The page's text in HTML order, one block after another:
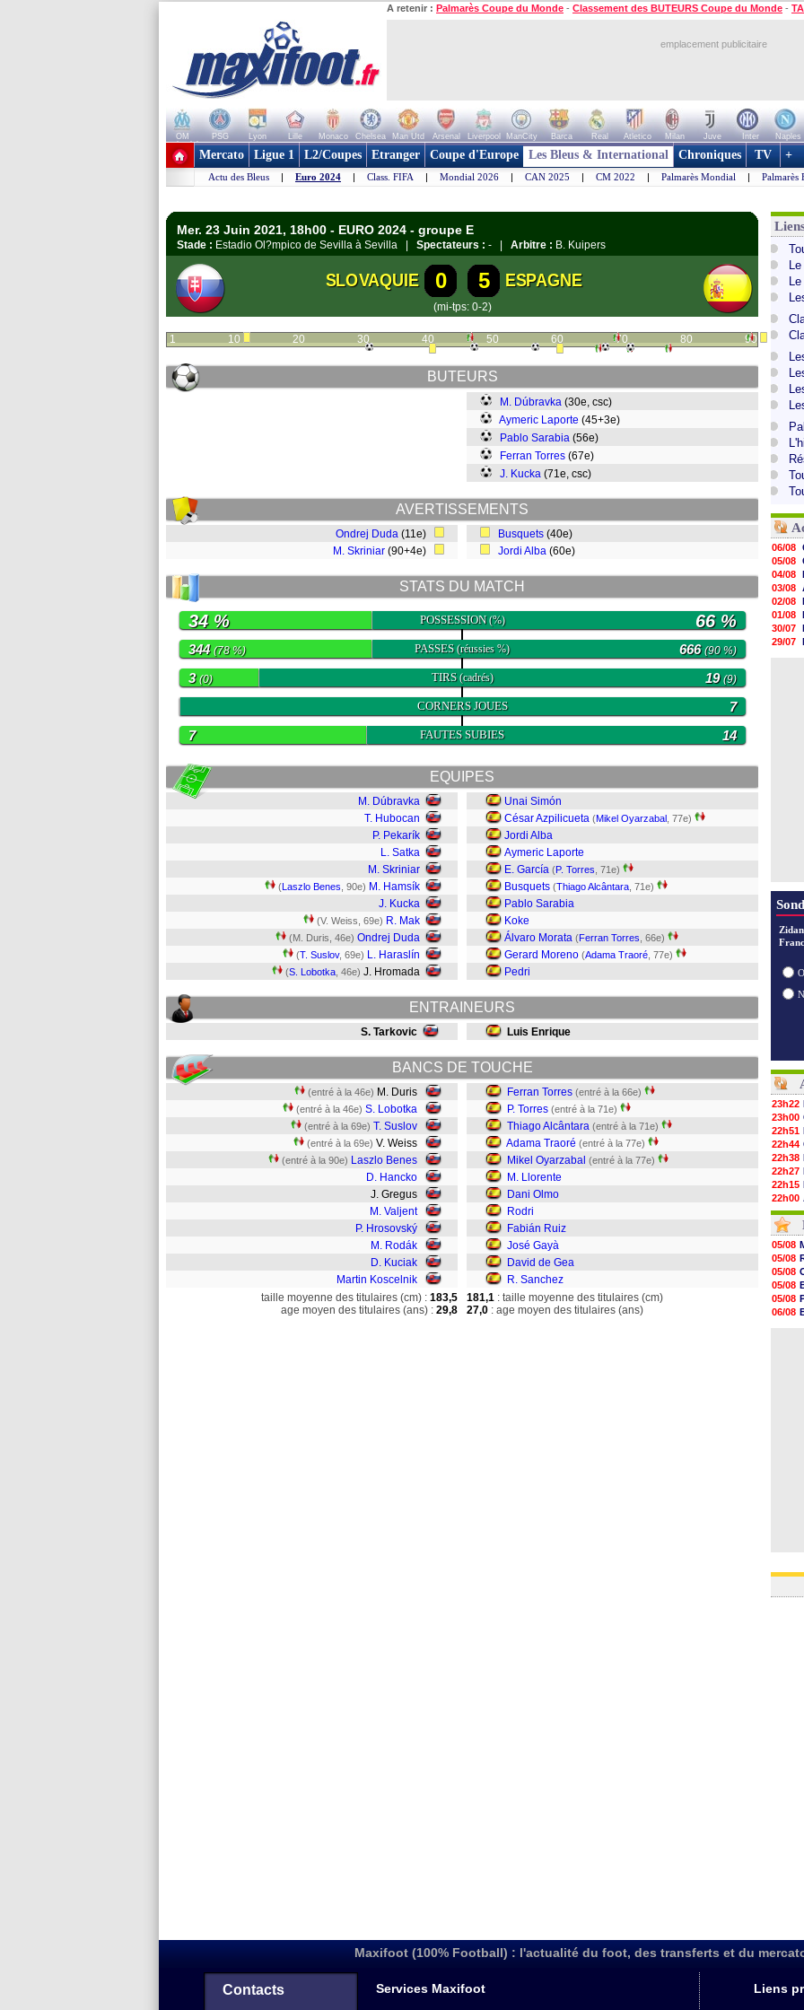
A retenir : Palmarès Coupe du Monde - Classement des BUTEURS Coupe du Monde -
emplacement publicitaire
OM PSG Lyon Lille Monaco Chelsea Man Utd Arsenal Liverpool ManCity Barca Real Atletico Milan Juve Inter Naples
+ de clubs
Mercato Ligue 1 L2/Coupes Etranger Coupe d'Europe Les Bleus & International Chroniques TV +
Actu des Bleus | Euro 2024 | Class. FIFA | Mondial 2026 | CAN 2025 | CM 2022 | Palmarès Mondial | Palmarès
Mer. 23 Juin 2021, 18h00 - EURO 2024 - groupe E
Stade : Estadio Ol?mpico de Sevilla à Sevilla | Spectateurs : - | Arbitre : B. Kuipers
SLOVAQUIE 0 5 ESPAGNE
(mi-tps: 0-2)
1 10 20 30 40 50 60 70 80 90
BUTEURS
M. Dúbravka (30e, csc)
Aymeric Laporte (45+3e)
Pablo Sarabia (56e)
Ferran Torres (67e)
J. Kucka (71e, csc)
AVERTISSEMENTS
Ondrej Duda (11e)
M. Skriniar (90+4e)
Busquets (40e)
Jordi Alba (60e)
STATS DU MATCH
POSSESSION(%)
34 % 66 %
PASSES(réussies %)
344 (78 %) 666(90 %)
TIRS(cadrés)
3(0) 19(9)
CORNERS JOUES 7
FAUTES SUBIES
7 14
EQUIPES
M. Dúbravka
T. Hubocan
P. Pekarík
L. Satka
M. Skriniar
(Laszlo Benes , 90e) M. Hamsík
J. Kucka
(V. Weiss, 69e) R. Mak
(M. Duris, 46e) Ondrej Duda
(T. Suslov, 69e) L. Haraslín
(S. Lobotka , 46e) J. Hromada
Unai Simón
César Azpilicueta (Mikel Oyarzabal , 77e)
Jordi Alba
Aymeric Laporte
E. García (P. Torres , 71e)
Busquets (Thiago Alcântara , 71e)
Pablo Sarabia
Koke
Álvaro Morata (Ferran Torres , 66e)
Gerard Moreno (Adama Traoré , 77e)
Pedri
ENTRAINEURS
S. Tarkovic Luis Enrique
BANCS DE TOUCHE
(entré à la 46e) M. Duris
(entré à la 46e) S. Lobotka
(entré à la 69e) T. Suslov
(entré à la 69e) V. Weiss
(entré à la 90e) Laszlo Benes
D. Hancko
J. Gregus
M. Valjent
P. Hrosovský
M. Rodák
D. Kuciak
Martin Koscelnik
Ferran Torres (entré à la 66e)
P. Torres (entré à la 71e)
Thiago Alcântara (entré à la 71e)
Adama Traoré (entré à la 77e)
Mikel Oyarzabal (entré à la 77e)
M. Llorente
Dani Olmo
Rodri
Fabián Ruiz
José Gayà
David de Gea
R. Sanchez
taille moyenne des titulaires (cm) : 183,5
age moyen des titulaires (ans) : 29,8
181,1 : taille moyenne des titulaires (cm)
27,0 : age moyen des titulaires (ans)
06/08
05/08
04/08
03/08
02/08
01/08
30/07
29/07
23h22
23h00
22h51
22h44
22h38
22h27
22h15
22h00
21h48
21h39
21h26
21h05
20h47
20h30
20h18
20h04
19h47
05/08
05/08
05/08
05/08
05/08
06/08
Maxifoot (100% Football) : l'actualité du foot, des transferts et du
Contacts Services Maxifoot Liens